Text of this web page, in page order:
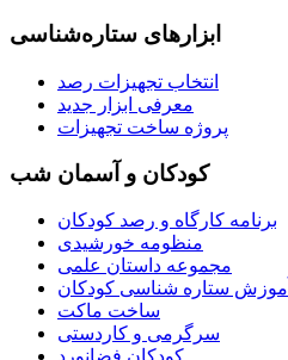
ابزارهای ستاره‌شناسی
انتخاب تجهیزات رصد
معرفی ابزار جدید
پروژه ساخت تجهیزات
کودکان و آسمان شب
برنامه‌ کارگاه و رصد کودکان
منظومه خورشیدی
مجموعه داستان علمی
آموزش ستاره شناسی کودکان
ساخت ماکت
سرگرمی و کاردستی